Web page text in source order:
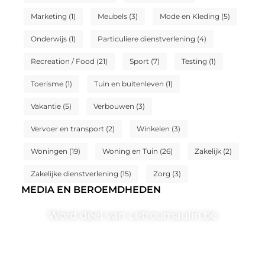
Marketing (1) Meubels(3) Mode en Kleding (5)
Onderwijs(1) Particuliere dienstverlening (4)
Recreation / Food (21) Sport (7) Testing (1)
Toerisme(1) Tuin en buitenleven (1)
Vakantie(5) Verbouwen (3)
Vervoer en transport (2) Winkelen (3)
Woningen (19) Woning en Tuin (26) Zakelijk(2)
Zakelijke dienstverlening (15) Zorg (3)
MEDIA EN BEROEMDHEDEN